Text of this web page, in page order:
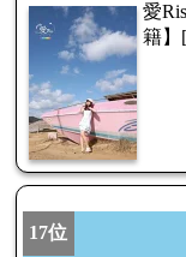
愛
籍】
17位